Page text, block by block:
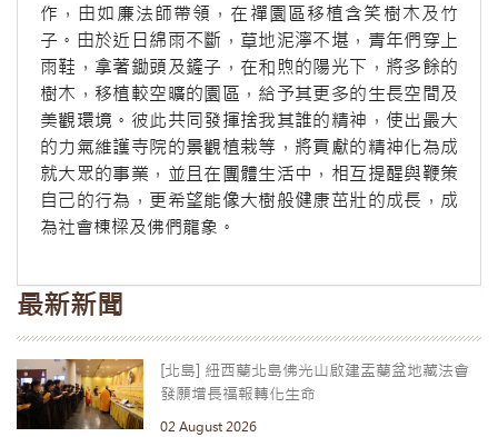
作，由如廉法師帶領，在禪園區移植含笑樹木及竹
子。由於近日綿雨不斷，草地泥濘不堪，青年們穿上
雨鞋，拿著鋤頭及鏟子，在和煦的陽光下，將多餘的
樹木，移植較空曠的園區，給予其更多的生長空間及
美觀環境。彼此共同發揮捨我其誰的精神，使出最大
的力氣維護寺院的景觀植栽等，將貢獻的精神化為成
就大眾的事業，並且在團體生活中，相互提醒與鞭策
自己的行為，更希望能像大樹般健康茁壯的成長，成
為社會棟樑及佛們龍象。
最新新聞
[北島] 紐西蘭北島佛光山啟建盂蘭盆地藏法會
發願增長福報轉化生命
02 August 2026